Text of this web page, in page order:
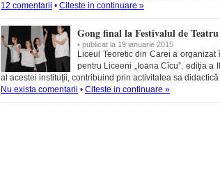
12 comentarii • Citeste in continuare »
Gong final la Festivalul de
• publicat la 19 ianuarie 2015
Liceul Teoretic din Carei a
pentru Liceeni „Ioana Cîcu”, ediţia
al acestei instituţii, contribuind prin activitatea sa
Nu exista comentarii • Citeste in continuare »